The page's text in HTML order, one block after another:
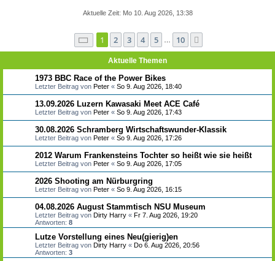
e
Aktuelle Zeit: Mo 10. Aug 2026, 13:38
Seite 1von 10
1 2 3 4 5 10
Aktuelle Themen
1973 BBC Race of the Power Bikes
Letzter Beitrag von Peter « So 9. Aug 2026, 18:40
13.09.2026 Luzern Kawasaki Meet ACE Café
Letzter Beitrag von Peter « So 9. Aug 2026, 17:43
30.08.2026 Schramberg Wirtschaftswunder-Klassik
Letzter Beitrag von Peter « So 9. Aug 2026, 17:26
2012 Warum Frankensteins Tochter so heißt wie sie heißt
Letzter Beitrag von Peter « So 9. Aug 2026, 17:05
2026 Shooting am Nürburgring
Letzter Beitrag von Peter « So 9. Aug 2026, 16:15
04.08.2026 August Stammtisch NSU Museum
Letzter Beitrag von Dirty Harry « Fr 7. Aug 2026, 19:20
Antworten: 8
Lutze Vorstellung eines Neu(gierig)en
Letzter Beitrag von Dirty Harry « Do 6. Aug 2026, 20:56
Antworten: 3